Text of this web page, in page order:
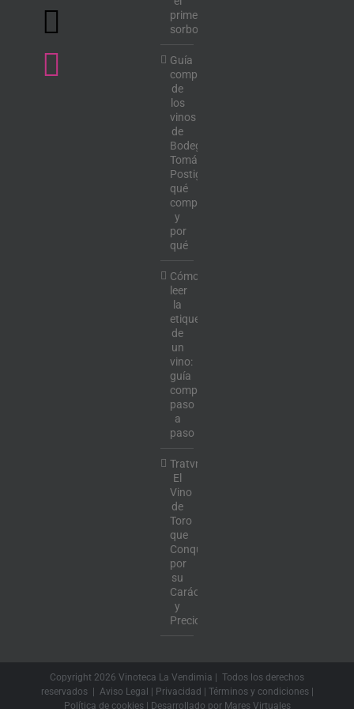
primer
sorbo
Guía
completa
de
los
vinos
de
Bodega
Tomás
Postigo:
qué
comprar
y
por
qué
Cómo
leer
la
etiqueta
de
un
vino:
guía
completa
paso
a
paso
Tratvm:
El
Vino
de
Toro
que
Conquista
por
su
Carácter
y
Precio
Copyright 2026 Vinoteca La Vendimia | Todos los derechos
reservados | Aviso Legal Privacidad Términos y condiciones|
Política de cookies| Desarrollado por Mares Virtuales